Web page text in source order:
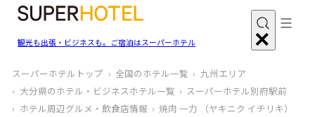
観光も出張・ビジネスも。ご宿泊はスーパーホテル
スーパーホテルトップ 全国のホテル一覧
九州エリア
大分県のホテル・ビジネスホテル一覧
スーパーホテル別府駅前
ホテル周辺グルメ‧飲食店情報
焼肉 一力 （ヤキニク イチリキ）